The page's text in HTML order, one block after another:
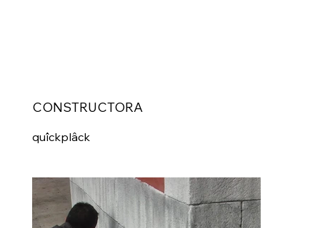
quîckplâck
CONSTRUCTORA